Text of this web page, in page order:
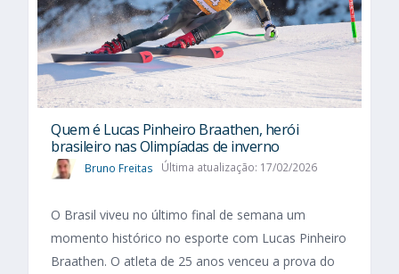
Quem é Lucas Pinheiro Braathen, herói
brasileiro nas Olimpíadas de inverno
Bruno Freitas Última atualização: 17/02/2026
O Brasil viveu no último final de semana um
momento histórico no esporte com Lucas Pinheiro
Braathen. O atleta de 25 anos venceu a prova do